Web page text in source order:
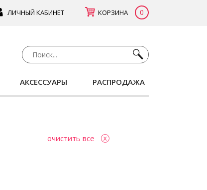
ЛИЧНЫЙ КАБИНЕТ КОРЗИНА 0
АКСЕССУАРЫ РАСПРОДАЖА
очистить все